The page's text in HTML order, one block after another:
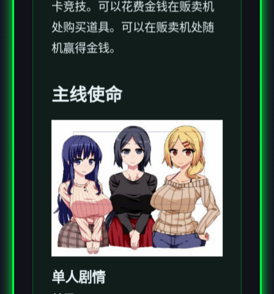
卡竞技。可以花费金钱在贩卖机
处购买道具。可以在贩卖机处随
机赢得金钱。
主线使命
单人剧情